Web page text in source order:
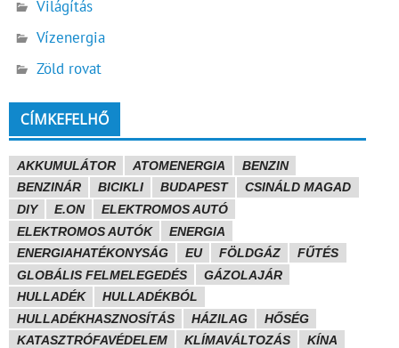
Világítás
Vízenergia
Zöld rovat
CÍMKEFELHŐ
AKKUMULÁTOR ATOMENERGIA
BENZIN
BENZINÁR
BICIKLI BUDAPEST
CSINÁLD MAGAD
DIY
E.ON
ELEKTROMOS AUTÓ
ELEKTROMOS AUTÓK
ENERGIA
ENERGIAHATÉKONYSÁG
EU FÖLDGÁZ
FŰTÉS
GLOBÁLIS FELMELEGEDÉS
GÁZOLAJÁR
HULLADÉK
HULLADÉKBÓL
HULLADÉKHASZNOSÍTÁS
HÁZILAG
HŐSÉG
KATASZTRÓFAVÉDELEM
KLÍMAVÁLTOZÁS
KÍNA